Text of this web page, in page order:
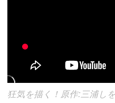
狂気を描く！原作:三浦し